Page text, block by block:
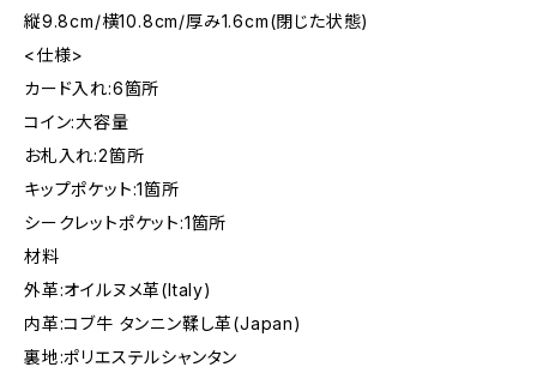
縦9.8cm/横10.8cm/厚み1.6cm(閉じた状態)
<仕様>
カード入れ:6箇所
コイン:大容量
お札入れ:2箇所
キップポケット:1箇所
シークレットポケット:1箇所
材料
外革:オイルヌメ革(Italy)
内革:コブ牛 タンニン鞣し革(Japan)
裏地:ポリエステルシャンタン